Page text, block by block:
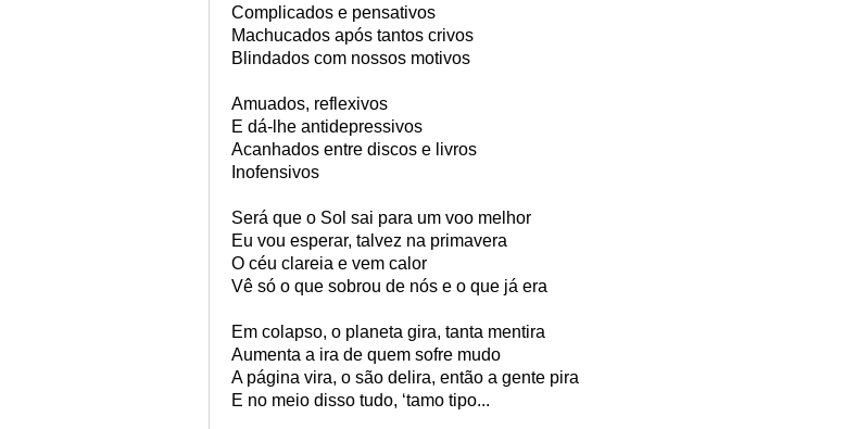
Complicados e pensativos
Machucados após tantos crivos
Blindados com nossos motivos
Amuados, reflexivos
E dá-lhe antidepressivos
Acanhados entre discos e livros
Inofensivos
Será que o Sol sai para um voo melhor
Eu vou esperar, talvez na primavera
O céu clareia e vem calor
Vê só o que sobrou de nós e o que já era
Em colapso, o planeta gira, tanta mentira
Aumenta a ira de quem sofre mudo
A página vira, o são delira, então a gente pira
E no meio disso tudo, ‘tamo tipo...